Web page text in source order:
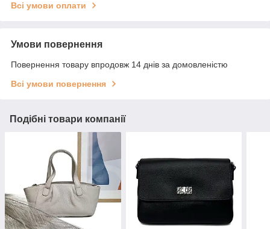
Всі умови оплати
Умови повернення
Повернення товару впродовж 14 днів за домовленістю
Всі умови повернення
Подібні товари компанії